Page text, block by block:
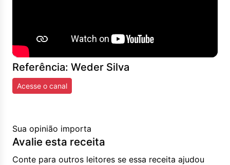
Referência: Weder Silva
Acesse o canal
Sua opinião importa
Avalie esta receita
Conte para outros leitores se essa receita ajudou